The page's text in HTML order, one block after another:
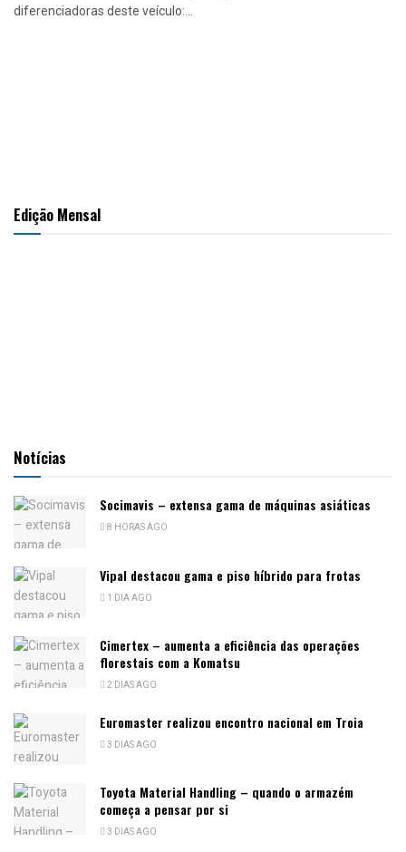
diferenciadoras deste veículo:...
Edição Mensal
Notícias
Socimavis – extensa gama de máquinas asiáticas
8 HORAS AGO
Vipal destacou gama e piso híbrido para frotas
1 DIA AGO
Cimertex – aumenta a eficiência das operações
florestais com a Komatsu
2 DIAS AGO
Euromaster realizou encontro nacional em Troia
3 DIAS AGO
Toyota Material Handling – quando o armazém
começa a pensar por si
3 DIAS AGO